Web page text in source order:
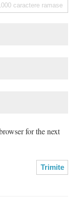
caractere ramase
for the next